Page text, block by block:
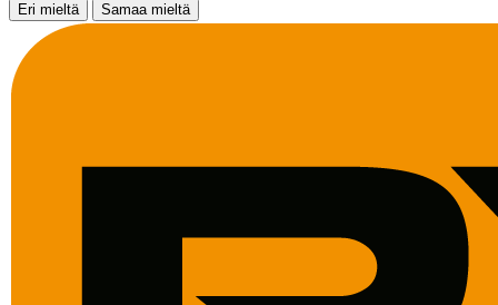
Eri mieltä Samaa mieltä